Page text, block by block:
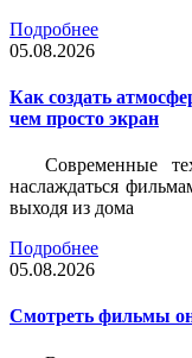
Подробнее
05.08.2026
Как создать
чем просто экран
Современные
наслаждаться
выходя из дома
Подробнее
05.08.2026
Смотреть фильмы